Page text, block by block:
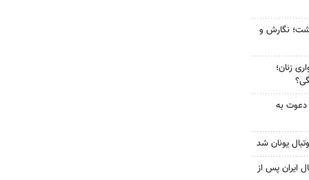
نگارش و
زنان؛
دعوت به
یونان شد
ایران پس از